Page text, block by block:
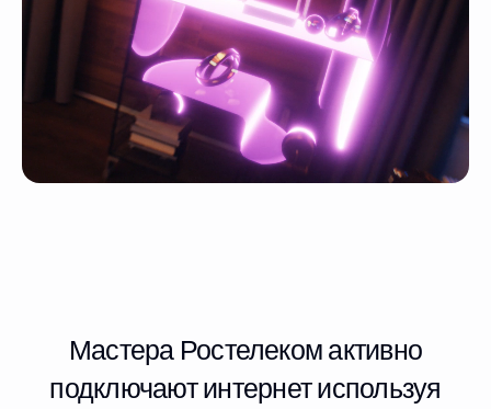
Мастера Ростелеком активно
подключают интернет используя